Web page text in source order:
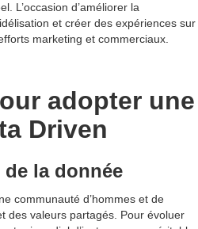
L’occasion d’améliorer la
et créer des expériences sur
marketing et commerciaux.
adopter une
Driven
la donnée
communauté d’hommes et de
des valeurs partagés. Pour évoluer